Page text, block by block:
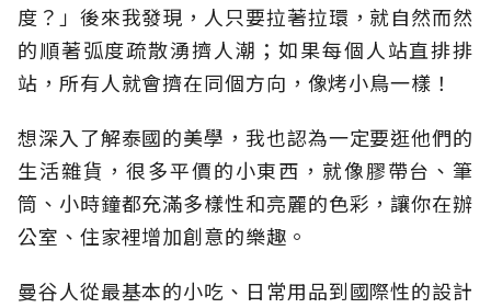
度？」後來我發現，人只要拉著拉環，就自然而然
的順著弧度疏散湧擠人潮；如果每個人站直排排
站，所有人就會擠在同個方向，像烤小鳥一樣！
想深入了解泰國的美學，我也認為一定要逛他們的
生活雜貨，很多平價的小東西，就像膠帶台、筆
筒、小時鐘都充滿多樣性和亮麗的色彩，讓你在辦
公室、住家裡增加創意的樂趣。
曼谷人從最基本的小吃、日常用品到國際性的設計